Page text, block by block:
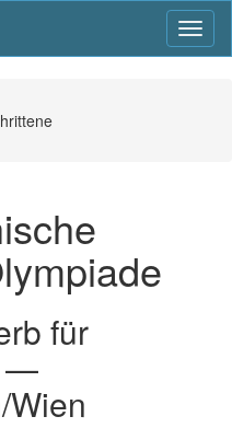
für
—